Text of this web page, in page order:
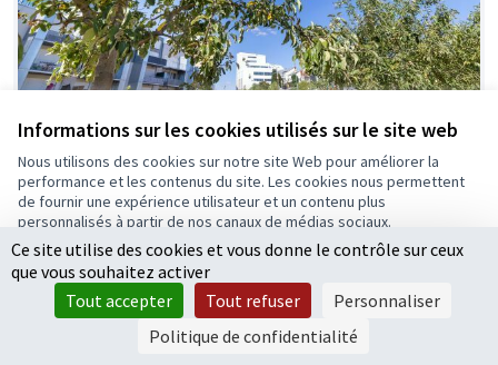
Informations sur les cookies utilisés sur le site web
Nous utilisons des cookies sur notre site Web pour améliorer la
performance et les contenus du site. Les cookies nous permettent
de fournir une expérience utilisateur et un contenu plus
personnalisés à partir de nos canaux de médias sociaux.
Tout accepter
Accepter seulement les cookies essentiels
Paramètres
Des vergers en cueillette libre
Proposition officielle 0
Ce site utilise des cookies et vous donne le contrôle sur ceux
que vous souhaitez activer
Tout accepter
Tout refuser
Personnaliser
Politique de confidentialité